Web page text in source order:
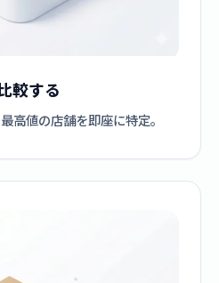
較する
高値の店舗を即座に特定。